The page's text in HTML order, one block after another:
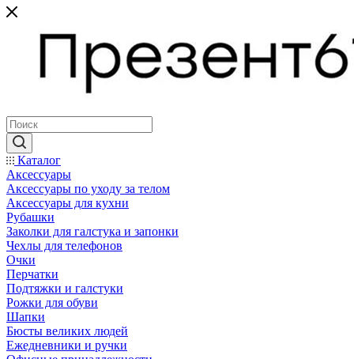
Каталог
Аксессуары
Аксессуары по уходу за телом
Аксессуары для кухни
Рубашки
Заколки для галстука и запонки
Чехлы для телефонов
Очки
Перчатки
Подтяжки и галстуки
Рожки для обуви
Шапки
Бюсты великих людей
Ежедневники и ручки